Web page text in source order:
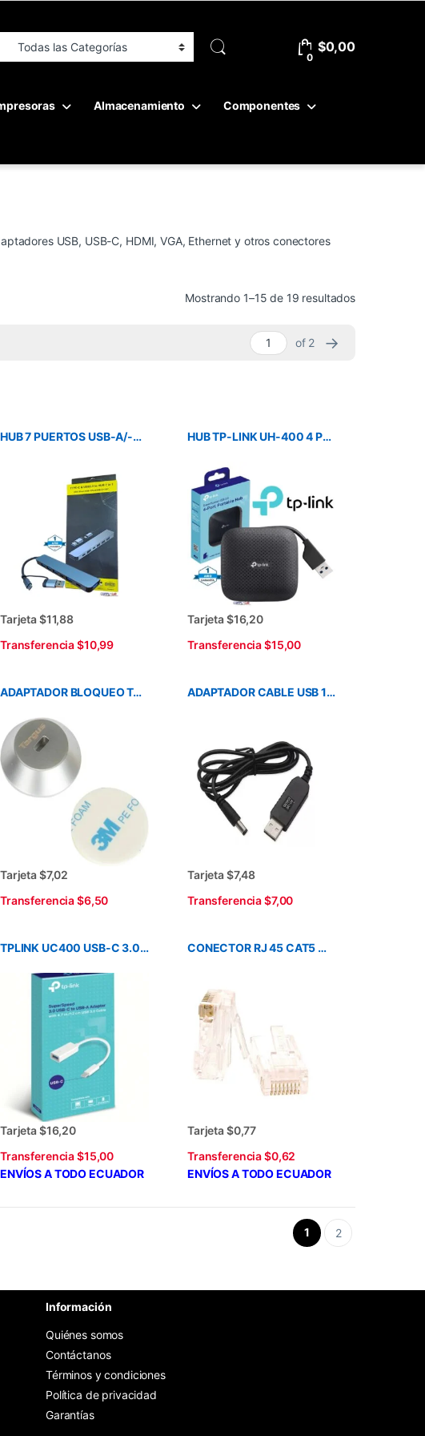
0
$0,00
Almacenamiento Componentes
USB, USB-C, HDMI, VGA, Ethernet y otros conectores
Mostrando 1–15 de 19 resultadosOrdenado
of 2 →
HUB 7 PUERTOS USB-A/-C METALICO
Tarjeta $11,88
Transferencia $10,99
HUB TP-LINK UH-400 4 PUERTOS USB 3.0 BLACK
Tarjeta $16,20
Transferencia $15,00
ADAPTADOR BLOQUEO TARGUS ASP001GLX
Tarjeta $7,02
Transferencia $6,50
ADAPTADOR CABLE USB 12V A JACK DC
Tarjeta $7,48
Transferencia $7,00
TPLINK UC400 USB-C 3.0 A USB-A ADAPTADOR
Tarjeta $16,20
Transferencia $15,00
ENVÍOS A TODO ECUADOR
CONECTOR RJ 45 CAT5 MARCA NEXXT
Tarjeta $0,77
Transferencia $0,62
ENVÍOS A TODO ECUADOR
1 2
Información
Quiénes somos
Contáctanos
Términos y condiciones
Política de privacidad
Garantías